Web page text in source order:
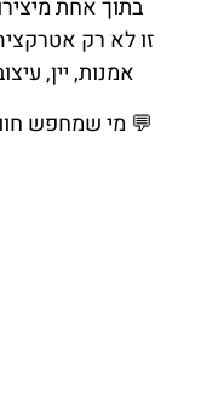
בתוך אחת
זו לא רק
אמנות, יין,
💬 מי שמחפש